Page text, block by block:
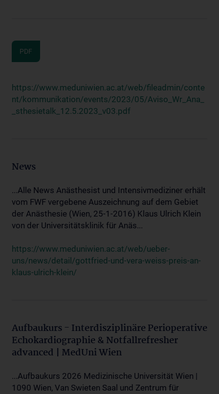
PDF
https://www.meduniwien.ac.at/web/fileadmin/conte
nt/kommunikation/events/2023/05/Aviso_Wr_Ana_
_sthesietalk_12.5.2023_v03.pdf
News
...Alle News Anästhesist und Intensivmediziner erhält
vom FWF vergebene Auszeichnung auf dem Gebiet
der Anästhesie (Wien, 25-1-2016) Klaus Ulrich Klein
von der Universitätsklinik für Anäs...
https://www.meduniwien.ac.at/web/ueber-
uns/news/detail/gottfried-und-vera-weiss-preis-an-
klaus-ulrich-klein/
Aufbaukurs - Interdisziplinäre Perioperative
Echokardiographie & Notfallrefresher
advanced | MedUni Wien
...Aufbaukurs 2026 Medizinische Universität Wien |
1090 Wien, Van Swieten Saal und Zentrum für